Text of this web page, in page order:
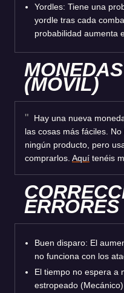
Yordles: Tiene una
yordle tras cada
probabilidad aumenta
(MÓVIL)
Hay una nueva
las cosas más fáciles.
ningún producto, pero
comprarlos. Aquí tenéis
ERRORES
Buen disparo: El
no funciona con los
El tiempo no espera a
estropeado